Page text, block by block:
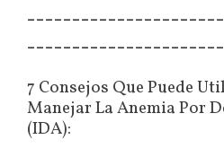
7 Consejos Que Puede
Manejar La Anemia Por
(IDA):